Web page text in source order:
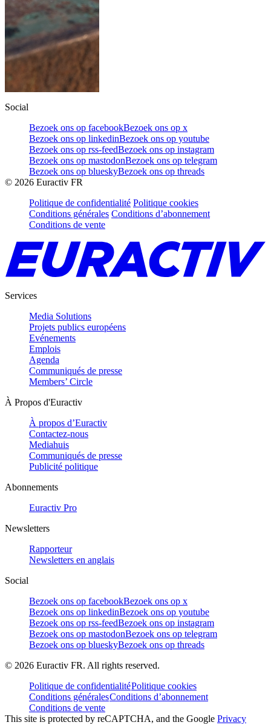
Social
Bezoek ons op facebookBezoek ons op x
Bezoek ons op linkedinBezoek ons op youtube
Bezoek ons op rss-feedBezoek ons op instagram
Bezoek ons op mastodonBezoek ons op telegram
Bezoek ons op blueskyBezoek ons op threads
© 2026 Euractiv FR
Politique de confidentialité Politique cookies
Conditions générales Conditions d’abonnement
Conditions de vente
Services
Media Solutions
Projets publics européens
Evénements
Emplois
Agenda
Communiqués de presse
Members’ Circle
À Propos d'Euractiv
À propos d’Euractiv
Contactez-nous
Mediahuis
Communiqués de presse
Publicité politique
Abonnements
Euractiv Pro
Newsletters
Rapporteur
Newsletters en anglais
Social
Bezoek ons op facebookBezoek ons op x
Bezoek ons op linkedinBezoek ons op youtube
Bezoek ons op rss-feedBezoek ons op instagram
Bezoek ons op mastodonBezoek ons op telegram
Bezoek ons op blueskyBezoek ons op threads
© 2026 Euractiv FR. All rights reserved.
Politique de confidentialitéPolitique cookies
Conditions généralesConditions d’abonnement
Conditions de vente
This site is protected by reCAPTCHA, and the Google Privacy